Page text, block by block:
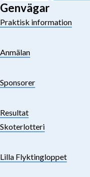
Genvägar
Praktisk information
Anmälan
Sponsorer
Resultat
Skoterlotteri
Lilla Flyktingloppet